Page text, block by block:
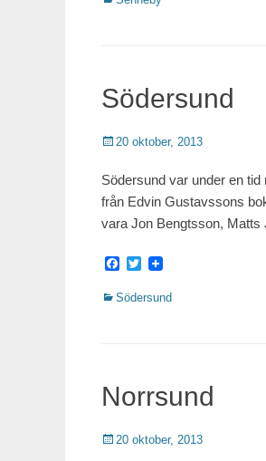
Södersund
Publicerat
20 oktober, 2013
Södersund var under en
från Edvin Gustavssons
vara Jon Bengtsson, Matts
Facebook
Twitter
Kategorier
Södersund
Norrsund
Publicerat
20 oktober, 2013